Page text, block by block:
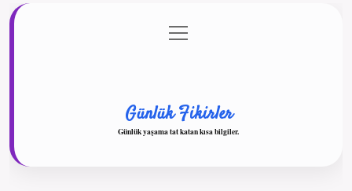
Gizlilik Politikası
menüyü
aç
Günlük Fikirler
Günlük yaşama tat katan kısa bilgiler.